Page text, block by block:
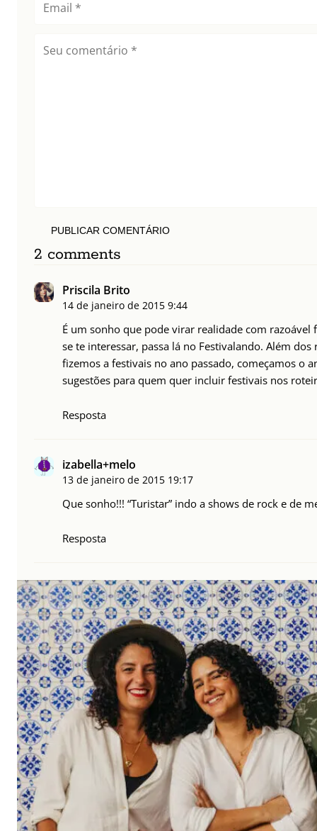
PUBLICAR COMENTÁRIO
2 comments
Priscila Brito
14 de janeiro de 2015 9:44
É um sonho que pode virar realidade com razoável
se te interessar, passa lá no Festivalando. Além
fizemos a festivais no ano passado, começamos o
sugestões para quem quer incluir festivais nos
Resposta
izabella+melo
13 de janeiro de 2015 19:17
Que sonho!!! “Turistar” indo a shows de rock e de
Resposta